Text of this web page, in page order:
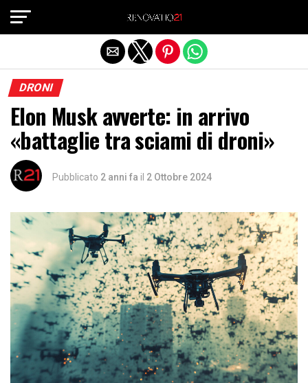
DRONI
Elon Musk avverte: in arrivo
«battaglie tra sciami di droni»
Pubblicato 2 anni fa il 2 Ottobre 2024
Exit mobile version